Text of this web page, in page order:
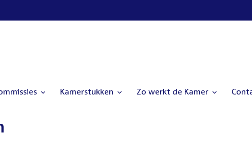
Kamerstukken Zo werkt de Kamer